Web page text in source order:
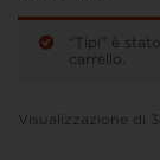
“Tipi” è
carrello.
Visualizzazione di